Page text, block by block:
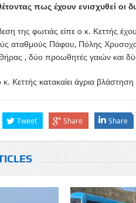
πως έχουν ενισχυθεί οι
της φωτιάς είπε ο κ. Κεττής
αταθμούς Πάφου, Πόλης
, δύο προωθητές γαιών και
Κεττής κατακαίει άγρια
Tweet Share Share